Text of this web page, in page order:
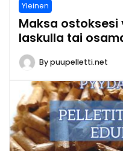
Yleinen
Maksa
laskulla tai
Bypuupelletti.net